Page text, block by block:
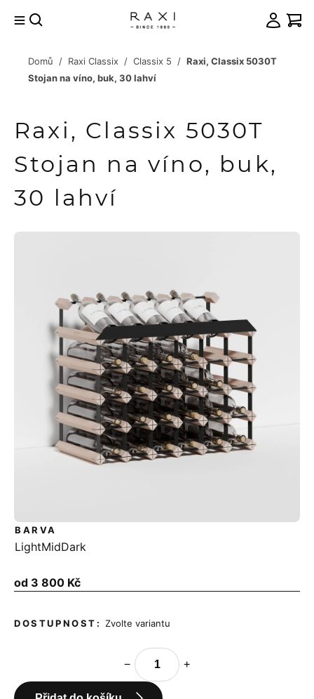
Domů / Raxi Classix / Classix 5 / Raxi, Classix 5030T
Stojan na víno, buk, 30 lahví
Raxi, Classix 5030T
Stojan na víno, buk,
30 lahví
od 3 800 KčMěrná
Zvolte variantu
BARVA
LightMidDark
+
−